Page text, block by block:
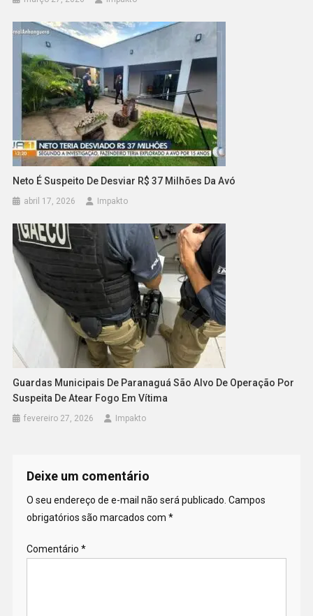
Neto É Suspeito De Desviar R$ 37 Milhões Da Avó
abril 17, 2026 Impakto
Guardas Municipais De Paranaguá São Alvo De Operação Por
Suspeita De Atear Fogo Em Vítima
fevereiro 27, 2026 Impakto
Deixe um comentário
O seu endereço de e-mail não será publicado. Campos
obrigatórios são marcados com *
Comentário *